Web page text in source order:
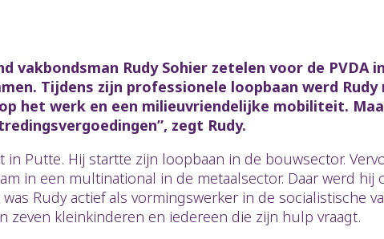
vakbondsman Rudy Sohier zetelen voor de
Tijdens zijn professionele loopbaan werd
het werk en een milieuvriendelijke mobiliteit.
zegt Rudy.
in Putte. Hij startte zijn loopbaan in de bouwsector.
in een multinational in de metaalsector. Daar werd
Rudy actief als vormingswerker in de socialistische
zeven kleinkinderen en iedereen die zijn hulp vraagt.